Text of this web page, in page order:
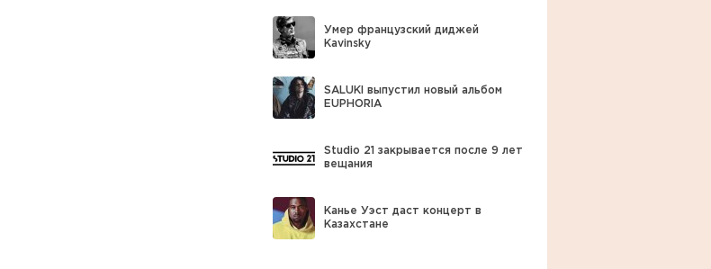
Умер французский диджей
Kavinsky
SALUKI выпустил новый альбом
EUPHORIA
Studio 21 закрывается после 9 лет
вещания
Канье Уэст даст концерт в
Казахстане